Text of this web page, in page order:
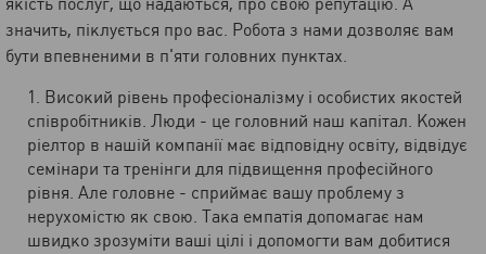
значить, піклується про вас. Робота з нами дозволяє вам
бути впевненими в п'яти головних пунктах.
Високий рівень професіоналізму і особистих якостей
співробітників. Люди - це головний наш капітал. Кожен
ріелтор в нашій компанії має відповідну освіту, відвідує
семінари та тренінги для підвищення професійного
рівня. Але головне - сприймає вашу проблему з
нерухомістю як свою. Така емпатія допомагає нам
швидко зрозуміти ваші цілі і допомогти вам добитися